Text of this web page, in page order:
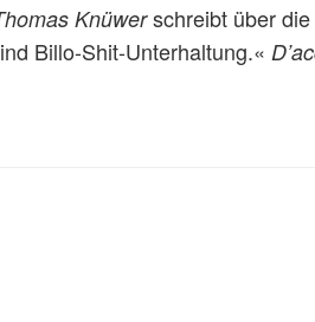
Knüwerschreibt über die
Billo-Shit-Unterhaltung.«